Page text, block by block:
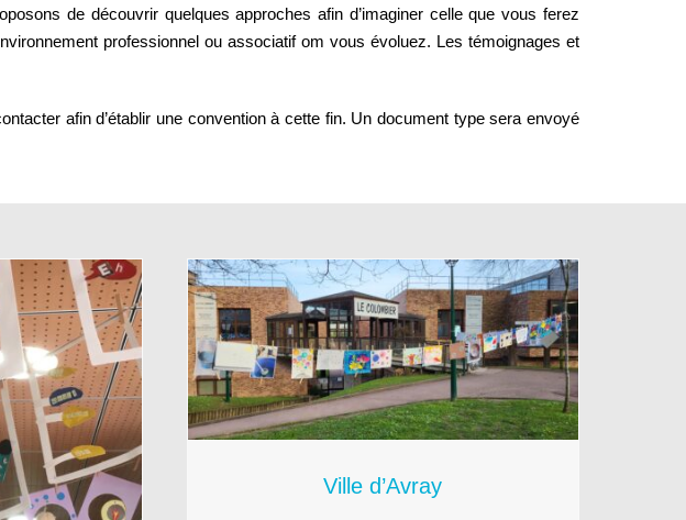
de découvrir quelques approches afin d’imaginer celle que vous ferez
professionnel ou associatif om vous évoluez. Les témoignages et
afin d’établir une convention à cette fin. Un document type sera envoyé
Ville d’Avray